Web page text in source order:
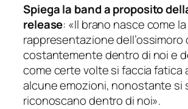
Spiega la band a proposito
release: «Il brano nasce come la
rappresentazione dell’ossimoro
costantemente dentro di noi e
come certe volte si faccia fatica
alcune emozioni, nonostante si
riconoscano dentro di noi».